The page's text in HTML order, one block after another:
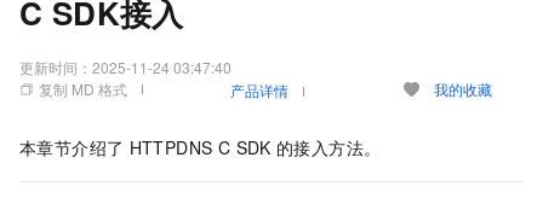
C SDK接入
更新时间： 2025-11-24 03:47:40
复制 MD 格式
产品详情 我的收藏
本章节介绍了 HTTPDNS C SDK 的接入方法。